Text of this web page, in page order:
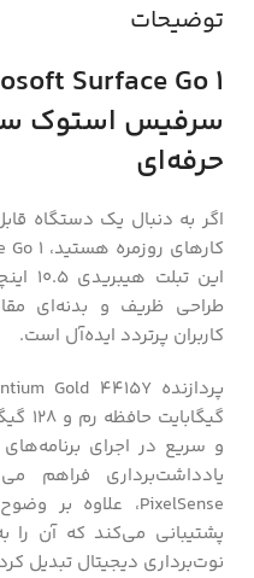
توضیحات
سرفیس استوک
حرفه‌ای
اگر به دنبال یک دستگاه
این
طراحی ظریف و بدنه‌ای
کاربران پرتردد ایده‌آل است.
و سریع در اجرای
یادداشت‌برداری فراهم
پشتیبانی می‌کند که آن را
نوت‌برداری دیجیتال تبدیل